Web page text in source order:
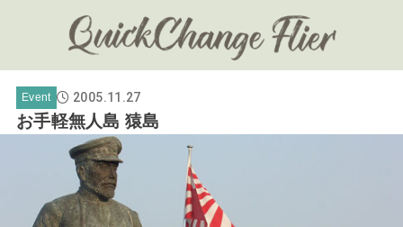
Event 2005.11.27
お手軽無人島 猿島